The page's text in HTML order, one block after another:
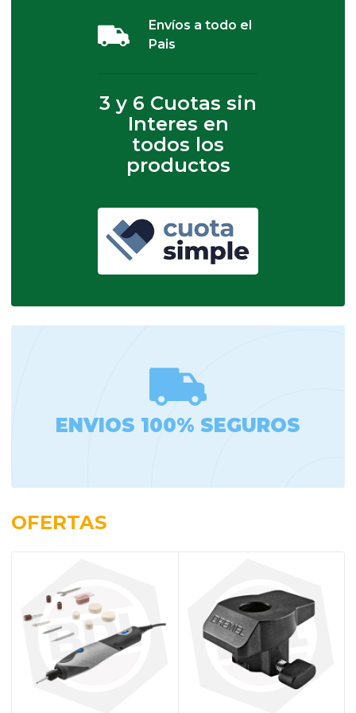
Envíos a todo el
Pais
3 y 6 Cuotas sin
Interes en
todos los
productos
ENVIOS 100% SEGUROS
OFERTAS